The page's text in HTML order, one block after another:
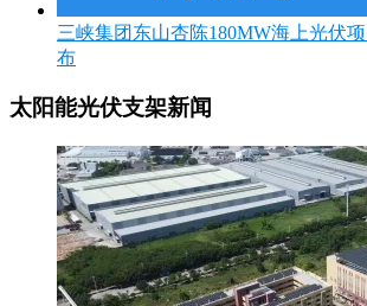
三峡集团东山杏陈180MW海上光伏
布
太阳能光伏支架新闻